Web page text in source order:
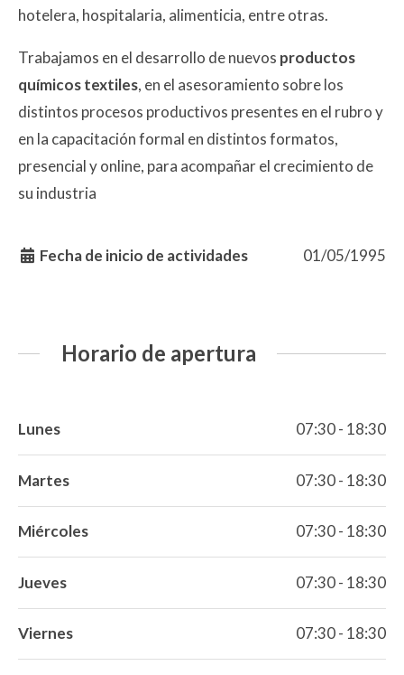
hotelera, hospitalaria, alimenticia, entre otras.
Trabajamos en el desarrollo de nuevos productos
químicos textiles, en el asesoramiento sobre los
distintos procesos productivos presentes en el rubro y
en la capacitación formal en distintos formatos,
presencial y online, para acompañar el crecimiento de
su industria
Fecha de inicio de actividades 01/05/1995
Horario de apertura
Lunes 07:30 - 18:30
Martes 07:30 - 18:30
Miércoles 07:30 - 18:30
Jueves 07:30 - 18:30
Viernes 07:30 - 18:30